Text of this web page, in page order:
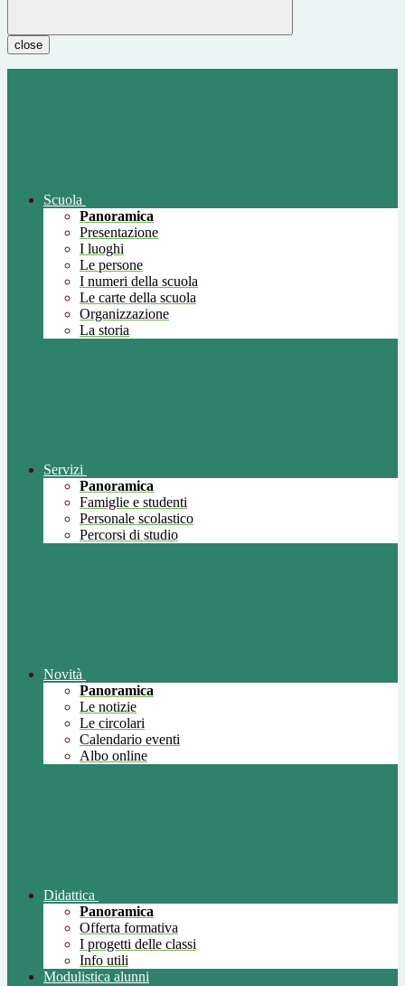
close
Scuola
Panoramica
Presentazione
I luoghi
Le persone
I numeri della scuola
Le carte della scuola
Organizzazione
La storia
Servizi
Panoramica
Famiglie e studenti
Personale scolastico
Percorsi di studio
Novità
Panoramica
Le notizie
Le circolari
Calendario eventi
Albo online
Didattica
Panoramica
Offerta formativa
I progetti delle classi
Info utili
Modulistica alunni